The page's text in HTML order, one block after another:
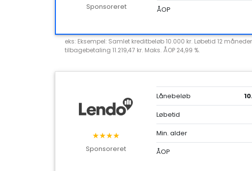
Sponsoreret
ÅOP
eks: Eksempel: Samlet kreditbeløb 10.000 kr. Løbetid 12
tilbagebetaling 11.219,47 kr. Maks. ÅOP 24,99 %.
★★★★
Sponsoreret
Lånebeløb
Løbetid
Min. alder
ÅOP